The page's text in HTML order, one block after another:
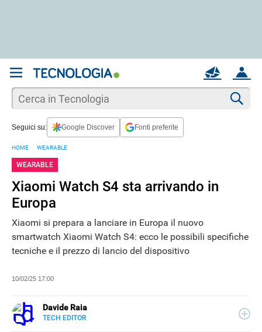
ACCOUNT
MAIL
Seguici su: Google Discover Fonti preferite
HOME WEARABLE
WEARABLE
Xiaomi Watch S4 sta arrivando in
Europa
Xiaomi si prepara a lanciare in Europa il nuovo
smartwatch Xiaomi Watch S4: ecco le possibili specifiche
tecniche e il prezzo di lancio del dispositivo
10/02/25 17:00
Davide Raia
TECH EDITOR